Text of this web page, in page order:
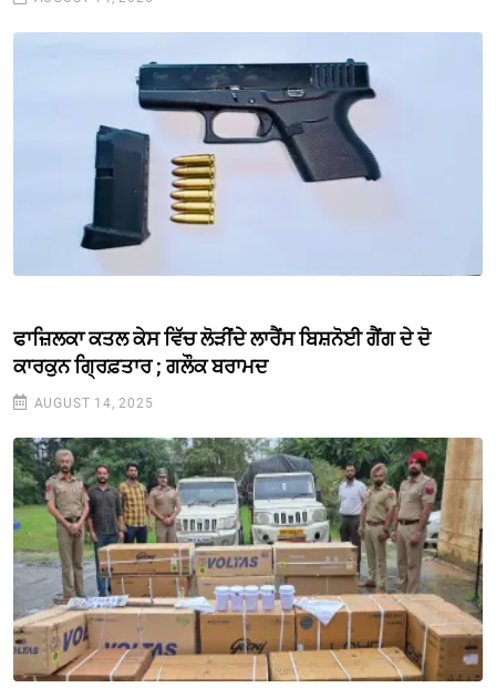
ਫਾਜ਼ਿਲਕਾ ਕਤਲ ਕੇਸ ਵਿੱਚ ਲੋੜੀਂਦੇ ਲਾਰੈਂਸ ਬਿਸ਼ਨੋਈ ਗੈਂਗ ਦੇ ਦੋ
ਕਾਰਕੁਨ ਗ੍ਰਿਫ਼ਤਾਰ ; ਗਲੌਕ ਬਰਾਮਦ
AUGUST 14, 2025